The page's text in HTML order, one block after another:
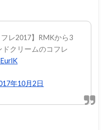
レ2017】RMKから3
クリームのコフレ
年10月2日